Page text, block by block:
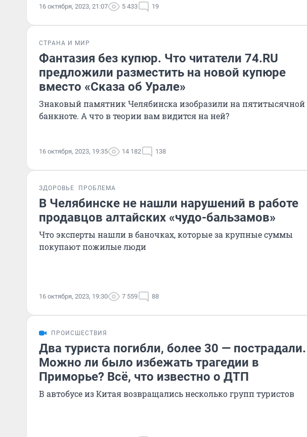
16 октября, 2023, 21:07 5 433 19
СТРАНА И МИР
Фантазия без купюр. Что читатели 74.RU
предложили разместить на новой купюре
вместо «Сказа об Урале»
Знаковый памятник Челябинска изобразили на пятитысячной
банкноте. А что в теории вам видится на ней?
16 октября, 2023, 19:35 14 182 138
ЗДОРОВЬЕ ПРОБЛЕМА
В Челябинске не нашли нарушений в работе
продавцов алтайских «чудо-бальзамов»
Что эксперты нашли в баночках, которые за крупные суммы
покупают пожилые люди
16 октября, 2023, 19:30 7 559 88
ПРОИСШЕСТВИЯ
Два туриста погибли, более 30 — пострадали.
Можно ли было избежать трагедии в
Приморье? Всё, что известно о ДТП
В автобусе из Китая возвращались несколько групп туристов